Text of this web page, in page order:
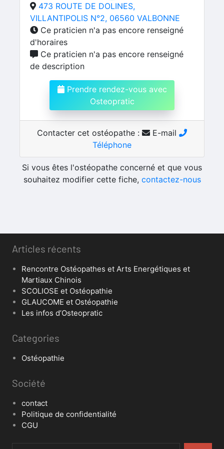
473 ROUTE DE DOLINES,
VILLANTIPOLIS N°2, 06560 VALBONNE
Ce praticien n'a pas encore renseigné
d'horaires
Ce praticien n'a pas encore renseigné
de description
Prendre rendez-vous avec
Osteopratic
Contacter cet ostéopathe :
E-mail
Téléphone
Si vous êtes l'ostéopathe concerné et que vous
souhaitez modifier cette fiche, contactez-nous
Articles récents
Rencontre Ostéopathes et Arts Energétiques et
Martiaux Chinois
SCOLIOSE et Ostéopathie
GLAUCOME et Ostéopathie
Les infos d’Osteopratic
Categories
Ostéopathie
Société
contact
Politique de confidentialité
CGU